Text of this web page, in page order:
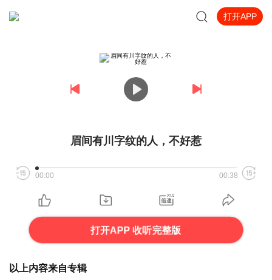
打开APP
眉间有川字纹的人，不好惹
00:00 00:38
打开APP 收听完整版
以上内容来自专辑